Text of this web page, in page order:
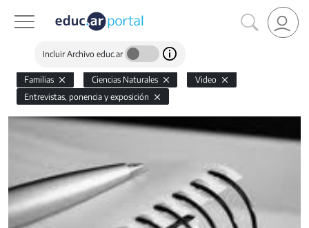
Incluir Archivo educ.ar
Familias Ciencias Naturales
Video
Entrevistas, ponencia y exposición